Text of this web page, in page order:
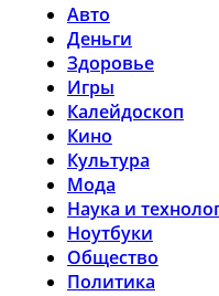
Авто
Деньги
Здоровье
Игры
Калейдоскоп
Кино
Культура
Мода
Наука и
Ноутбуки
Общество
Политика